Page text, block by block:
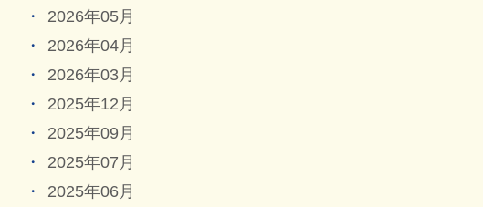
2026年05月
2026年04月
2026年03月
2025年12月
2025年09月
2025年07月
2025年06月